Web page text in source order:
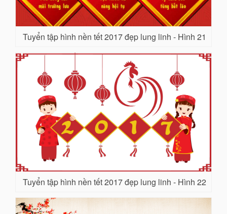
Tuyển tập hình nền tết 2017 đẹp lung linh - Hình 21
Tuyển tập hình nền tết 2017 đẹp lung linh - Hình 22